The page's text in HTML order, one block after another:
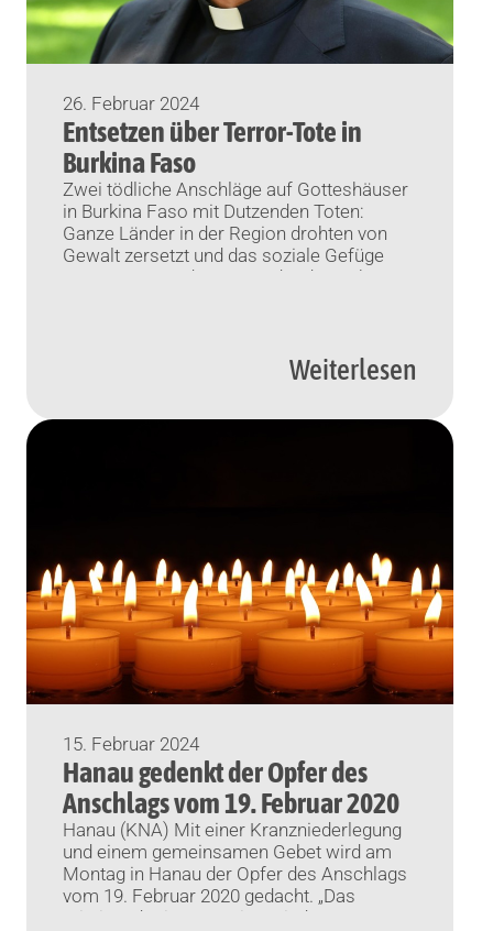
26. Februar 2024
Entsetzen über Terror-Tote in
Burkina Faso
Zwei tödliche Anschläge auf Gotteshäuser
in Burkina Faso mit Dutzenden Toten:
Ganze Länder in der Region drohten von
Gewalt zersetzt und das soziale Gefüge
zerstört zu werden, warnt der deutsche
Weiterlesen
15. Februar 2024
Hanau gedenkt der Opfer des
Anschlags vom 19. Februar 2020
Hanau (KNA) Mit einer Kranzniederlegung
und einem gemeinsamen Gebet wird am
Montag in Hanau der Opfer des Anschlags
vom 19. Februar 2020 gedacht. „Das
Miteinander in Hanau ist seit dem 19.